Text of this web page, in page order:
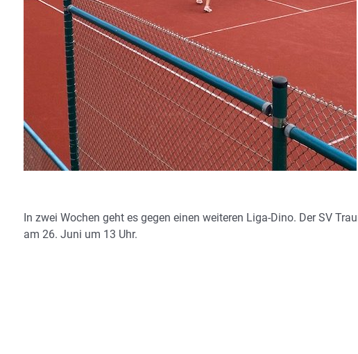
In zwei Wochen geht es gegen einen weiteren Liga-Dino. Der SV
am 26. Juni um 13 Uhr.